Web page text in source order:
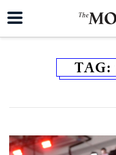
TAG: